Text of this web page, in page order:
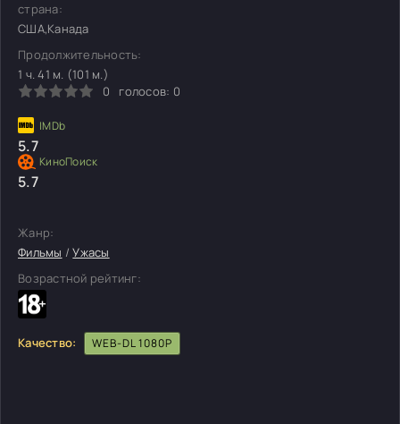
страна:
США,Канада
Продолжительность:
1 ч. 41 м. (101 м.)
0
голосов: 0
5.7
5.7
Жанр:
Фильмы /Ужасы
Возрастной рейтинг:
Качество: WEB-DL 1080P